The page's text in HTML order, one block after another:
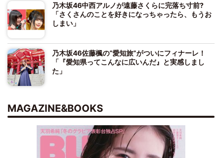
乃木坂46中西アルノが遠藤さくらに完落ち寸前?
「さくさんのことを好きになっちゃったら、もうお
しまい」
乃木坂46佐藤楓の“愛知旅”がついにフィナーレ！
「『愛知県ってこんなに広いんだ』と実感しまし
た」
MAGAZINE&BOOKS